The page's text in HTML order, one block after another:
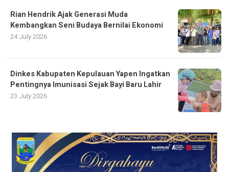
Rian Hendrik Ajak Generasi Muda
Kembangkan Seni Budaya Bernilai Ekonomi
24 July 2026
Dinkes Kabupaten Kepulauan Yapen Ingatkan
Pentingnya Imunisasi Sejak Bayi Baru Lahir
23 July 2026